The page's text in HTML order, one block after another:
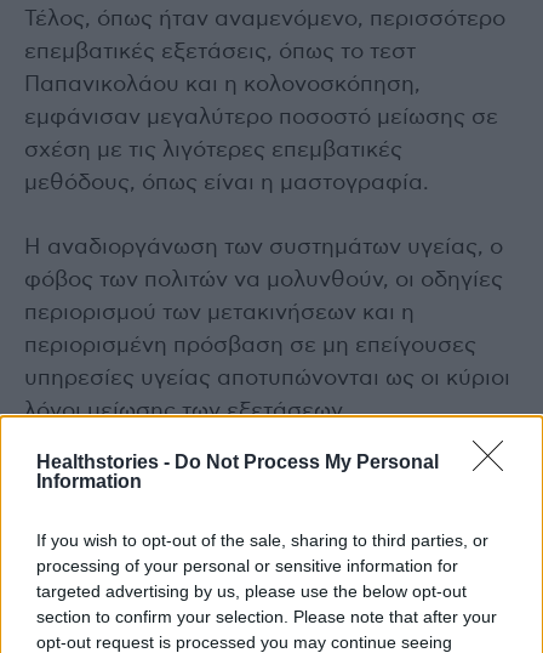
Healthstories - Do Not Process My Personal
Information
If you wish to opt-out of the sale, sharing to third parties, or
processing of your personal or sensitive information for
targeted advertising by us, please use the below opt-out
section to confirm your selection. Please note that after your
opt-out request is processed you may continue seeing
Τέλος, όπως ήταν αναμενόμενο, περισσότερο
επεμβατικές εξετάσεις, όπως το τεστ
Παπανικολάου και η κολονοσκόπηση,
εμφάνισαν μεγαλύτερο ποσοστό μείωσης σε
σχέση με τις λιγότερες επεμβατικές
μεθόδους, όπως είναι η μαστογραφία.
Η αναδιοργάνωση των συστημάτων υγείας, ο
φόβος των πολιτών να μολυνθούν, οι οδηγίες
περιορισμού των μετακινήσεων και η
περιορισμένη πρόσβαση σε μη επείγουσες
υπηρεσίες υγείας αποτυπώνονται ως οι κύριοι
λόγοι μείωσης των εξετάσεων
ανά γεωγραφική περιοχή.
Σε κάθε περίπτωση, τα δεδομένα της μελέτης
επιβεβαιώνουν την αρνητική συνέπεια της